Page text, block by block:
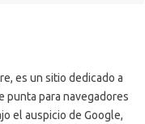
es un sitio dedicado a
punta para navegadores
el auspicio de Google,